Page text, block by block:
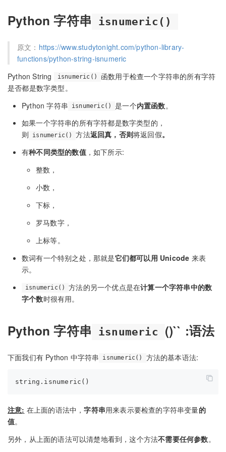
Python 字符串 isnumeric()
原文： https://www.studytonight.com/python-library-
functions/python-string-isnumeric
Python String
isnumeric()
函数用于检查一个字符串的所有字符
是否都是数字类型。
Python 字符串
isnumeric() 是一个内置函数。
如果一个字符串的所有字符都是数字类型的，
则
isnumeric() 方法返回真，否则将返回假。
有种不同类型的数值，如下所示:
整数，
小数，
下标，
罗马数字，
上标等。
数词有一个特别之处，那就是它们都可以用 Unicode 来表
示。
isnumeric() 方法的另一个优点是在计算一个字符串中的数
字个数时很有用。
Python 字符串 isnumeric ()`` :语法
下面我们有 Python 中字符串 isnumeric() 方法的基本语法:
注意: 在上面的语法中，字符串用来表示要检查的字符串变量的
值。
另外，从上面的语法可以清楚地看到，这个方法不需要任何参数。